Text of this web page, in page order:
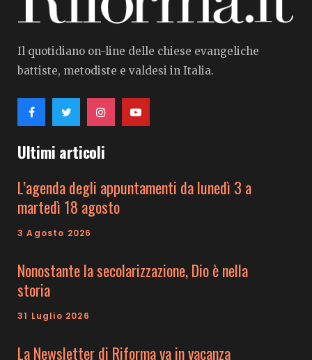
Il quotidiano on-line delle chiese evangeliche
battiste, metodiste e valdesi in Italia.
Ultimi articoli
L’agenda degli appuntamenti da lunedì 3 a
martedì 18 agosto
3 Agosto 2026
Nonostante la secolarizzazione, Dio è nella
storia
31 Luglio 2026
La Newsletter di Riforma va in vacanza